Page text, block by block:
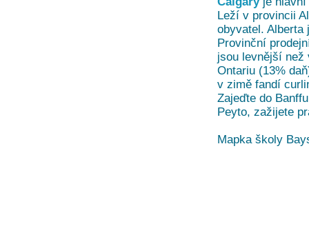
Leží v provincii
obyvatel. Alberta
Provinční
jsou levnější než
Ontariu (13%
v zimě fandí
Zajeďte do
Peyto, zažijete
Mapka školy